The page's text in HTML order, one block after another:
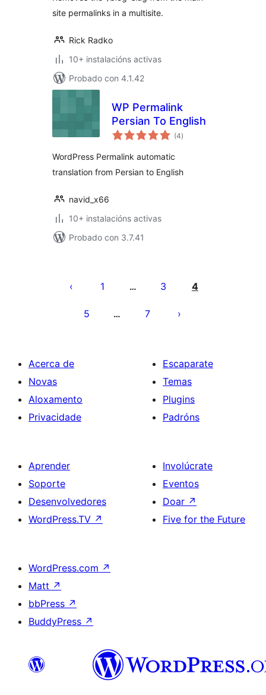
site permalinks in a multisite.
Rick Radko
10+ instalacións activas
Probado con 4.1.42
WP Permalink
Persian To English
(4valoracións
totais
)
WordPress Permalink automatic
translation from Persian to English
navid_x66
10+ instalacións activas
Probado con 3.7.41
1 … 3 4
5 … 7
Acerca de
Novas
Aloxamento
Privacidade
Escaparate
Temas
Plugins
Padróns
Aprender
Soporte
Desenvolvedores
WordPress.TV ↗
Involúcrate
Eventos
Doar ↗
Five for the Future
WordPress.com ↗
Matt ↗
bbPress ↗
BuddyPress ↗